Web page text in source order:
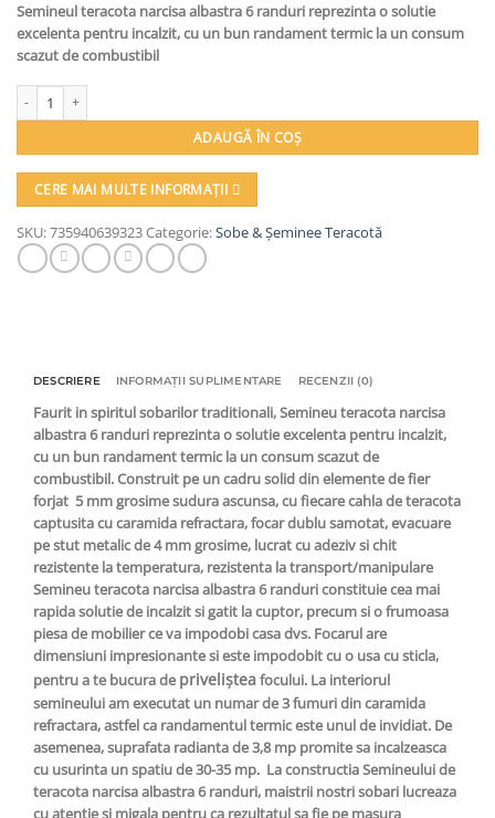
a
fost:
14.385,00lei.
este:
11.498,00lei.
Semineul teracota narcisa albastra 6 randuri reprezinta o solutie
excelenta pentru incalzit, cu un bun randament termic la un consum
scazut de combustibil
ADAUGĂ ÎN COȘ
CERE MAI MULTE INFORMAȚII
SKU:735940639323Categorie:Sobe & Șeminee Teracotă
DESCRIERE INFORMAȚII SUPLIMENTARE RECENZII (0)
Faurit in spiritul sobarilor traditionali, Semineu teracota narcisa
albastra 6 randuri reprezinta o solutie excelenta pentru incalzit,
cu un bun randament termic la un consum scazut de
combustibil. Construit pe un cadru solid din elemente de fier
forjat 5 mm grosime sudura ascunsa, cu fiecare cahla de teracota
captusita cu caramida refractara, focar dublu samotat, evacuare
pe stut metalic de 4 mm grosime, lucrat cu adeziv si chit
rezistente la temperatura, rezistenta la transport/manipulare
Semineu teracota narcisa albastra 6 randuri constituie cea mai
rapida solutie de incalzit si gatit la cuptor, precum si o frumoasa
piesa de mobilier ce va impodobi casa dvs. Focarul are
dimensiuni impresionante si este impodobit cu o usa cu sticla,
pentru a te bucura de privelișteafocului. La interiorul
semineului am executat un numar de 3 fumuri din caramida
refractara, astfel ca randamentul termic este unul de invidiat. De
asemenea, suprafata radianta de 3,8 mp promite sa incalzeasca
cu usurinta un spatiu de 30-35 mp. La constructia Semineului de
teracota narcisa albastra 6 randuri, maistrii nostri sobari lucreaza